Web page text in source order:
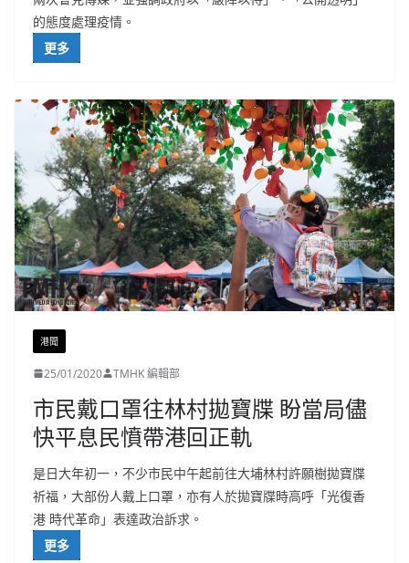
的態度處理疫情。
更多
港聞
25/01/2020 TMHK 編輯部
市民戴口罩往林村拋寶牒 盼當局儘
快平息民憤帶港回正軌
是日大年初一，不少市民中午起前往大埔林村許願樹拋寶牒
祈福，大部份人戴上口罩，亦有人於拋寶牒時高呼「光復香
港 時代革命」表達政治訴求。
更多